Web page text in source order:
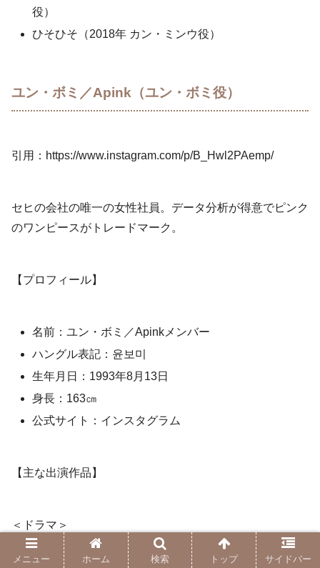
役）
ひそひそ（2018年 カン・ミンウ役）
ユン・ボミ／Apink（ユン・ボミ役）
引用：https://www.instagram.com/p/B_Hwl2PAemp/
セヒの会社の唯一の女性社員。データ分析が得意でピンク
のワンピースがトレードマーク。
【プロフィール】
名前：ユン・ボミ／Apinkメンバー
ハングル表記：윤보미
生年月日：1993年8月13日
身長：163㎝
公式サイト：インスタグラム
【主な出演作品】
＜ドラマ＞
メニュー ホーム 検索 トップ サイドバー